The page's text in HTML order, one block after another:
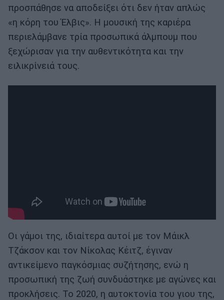
προσπάθησε να αποδείξει ότι δεν ήταν απλώς
«η κόρη του Έλβις». Η μουσική της καριέρα
περιελάμβανε τρία προσωπικά άλμπουμ που
ξεχώρισαν για την αυθεντικότητα και την
ειλικρίνειά τους.
Οι γάμοι της, ιδιαίτερα αυτοί με τον Μάικλ
Τζάκσον και τον Νίκολας Κέιτζ, έγιναν
αντικείμενο παγκόσμιας συζήτησης, ενώ η
προσωπική της ζωή συνδυάστηκε με αγώνες και
προκλήσεις. Το 2020, η αυτοκτονία του γιου της,